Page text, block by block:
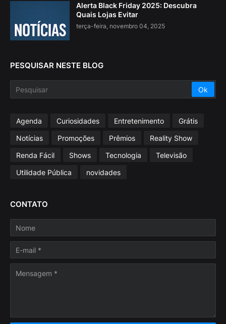
Alerta Black Friday 2025: Descubra
Quais Lojas Evitar
terça-feira, novembro 04, 2025
PESQUISAR NESTE BLOG
Agenda Curiosidades Entretenimento
Grátis
Notícias
Promoções Prêmios
Reality Show
Renda Fácil
Shows Tecnologia
Televisão
Utilidade Pública
novidades
CONTATO